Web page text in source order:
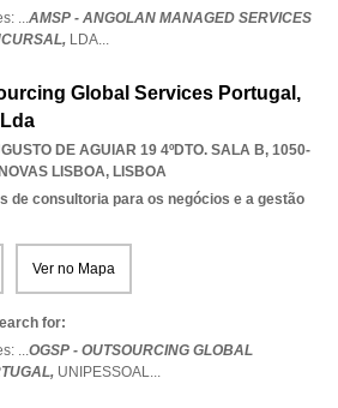
...AMSP - ANGOLAN MANAGED SERVICES
LDA...
Global Services Portugal,
DE AGUIAR 19 4ºDTO. SALA B, 1050-
LISBOA, LISBOA
de consultoria para os negócios e a gestão
Ver no Mapa
for:
...OGSP - OUTSOURCING GLOBAL
UNIPESSOAL...